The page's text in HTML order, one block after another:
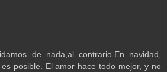
de nada,al contrario.En navidad,
posible. El amor hace todo mejor, y no